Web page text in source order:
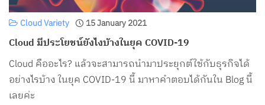
15 January 2021
Cloud Variety
Cloud มีประโยชน์ยังไงบ้างในยุค COVID-19
Cloud คืออะไร? แล้วจะสามารถนำมาประยุกต์ใช้กับธุรกิจได้
อย่างไรบ้าง ในยุค COVID-19 นี้ มาหาคำตอบได้กันใน Blog นี้
เลยค่ะ